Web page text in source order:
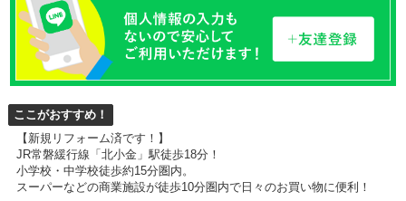
ここがおすすめ！
【新規リフォーム済です！】
JR常磐緩行線「北小金」駅徒歩18分！
小学校・中学校徒歩約15分圏内。
スーパーなどの商業施設が徒歩10分圏内で日々のお買い物に便利！